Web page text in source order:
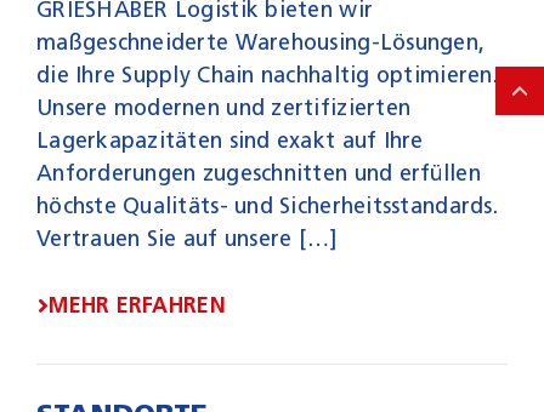
GRIESHABER Logistik bieten wir
maßgeschneiderte Warehousing-Lösungen,
die Ihre Supply Chain nachhaltig optimieren.
Unsere modernen und zertifizierten
Lagerkapazitäten sind exakt auf Ihre
Anforderungen zugeschnitten und erfüllen
höchste Qualitäts- und Sicherheitsstandards.
Vertrauen Sie auf unsere […]
MEHR ERFAHREN